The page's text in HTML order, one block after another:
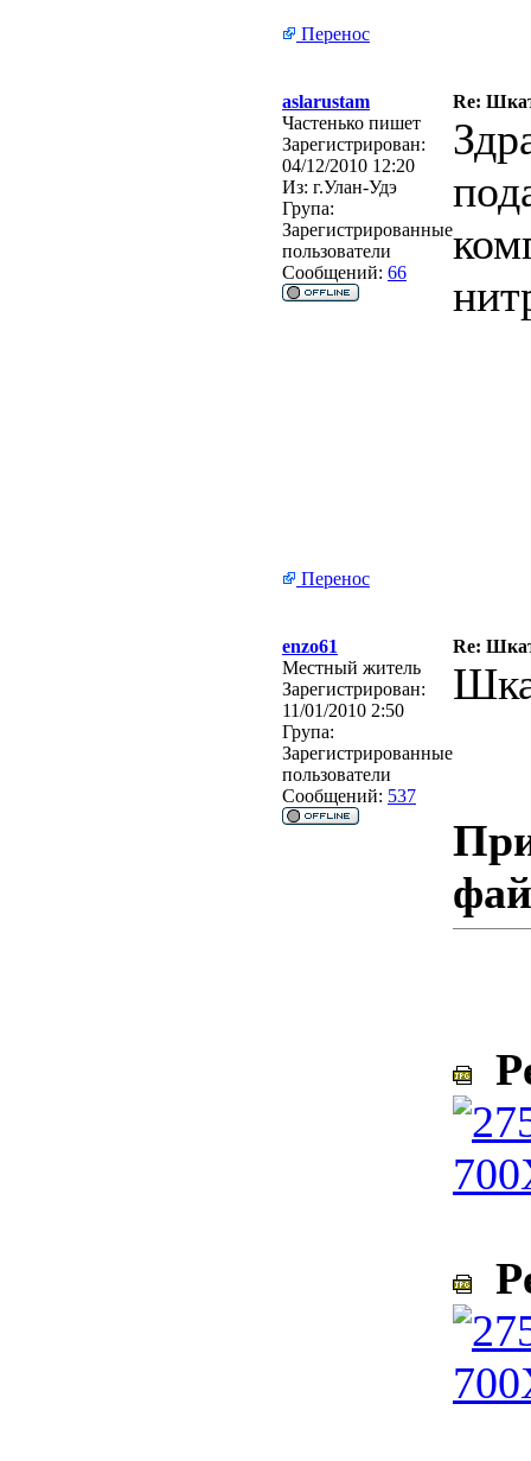
Перенос
aslarustam
Re:
Частенько пишет
Зарегистрирован:
04/12/2010 12:20
Из: г.Улан-Удэ
Група:
Зарегистрированные
пользователи
Сообщений: 66
Перенос
enzo61
Re:
Местный житель
Зарегистрирован:
11/01/2010 2:50
Група:
Зарегистрированные
пользователи
Сообщений: 537